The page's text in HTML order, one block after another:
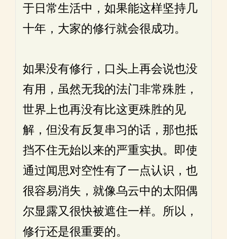
于日常生活中，如果能这样坚持几
十年，大家的修行就会很成功。
如果没有修行，口头上再会说也没
有用，虽然无我的法门非常殊胜，
世界上也再没有比这更殊胜的见
解，但没有反复串习的话，那也抵
挡不住无始以来的严重实执。即使
通过闻思对空性有了一点认识，也
很容易消失，就像乌云中的太阳偶
尔显露又很快被遮住一样。所以，
修行还是很重要的。